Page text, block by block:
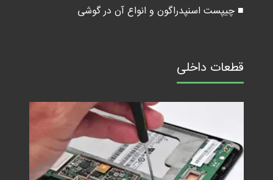
■ چیپست اسنپدراگون و انواع آن در گوشی
قطعات داخلی